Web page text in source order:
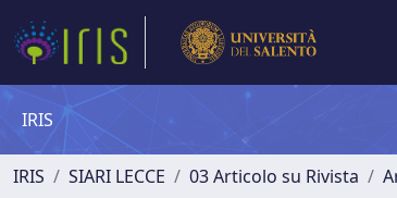
IRIS
IRIS SIARI LECCE 03 Articolo su Rivista